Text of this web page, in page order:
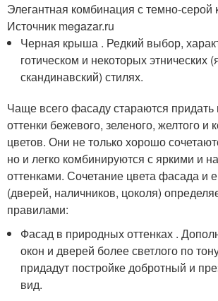
Элегантная комбинация с темно-серой
Источник megazar.ru
Черная крыша . Редкий выбор,
готическом и некоторых этнических
скандинавский) стилях.
Чаще всего фасаду стараются
оттенки бежевого, зеленого, желтого и
цветов. Они не только хорошо
но и легко комбинируются с яркими и
оттенками. Сочетание цвета фасада и
(дверей, наличников, цоколя)
правилами:
Фасад в природных оттенках .
окон и дверей более светлого по
придадут постройке добротный и
вид.